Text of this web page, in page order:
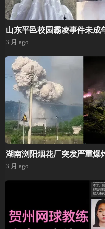
山东平邑校园霸凌事件未成
3 月 ago
湖南浏阳烟花厂突发严重爆
3 月 ago